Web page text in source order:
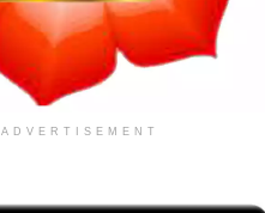
ADVERTISEMENT